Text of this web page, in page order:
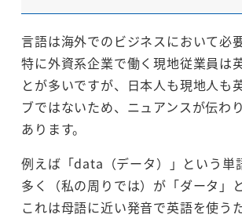
言語は海外でのビジネスにおいて必
特に外資系企業で働く現地従業員は
とが多いですが、日本人も現地人も
ブではないため、ニュアンスが伝わ
あります。
例えば「data（データ）」という単
多く（私の周りでは）が「ダータ」
これは母語に近い発音で英語を使う